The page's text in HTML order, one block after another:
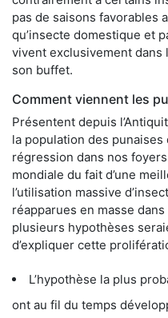
pas de saisons favorables
qu’insecte domestique et
vivent exclusivement dans
son buffet.
Comment viennent les
Présentent depuis
la population des
régression dans nos
mondiale du fait d’une
l’utilisation massive
réapparues en masse
plusieurs hypothèses
d’expliquer cette
L’hypothèse la plus
ont au fil du temps